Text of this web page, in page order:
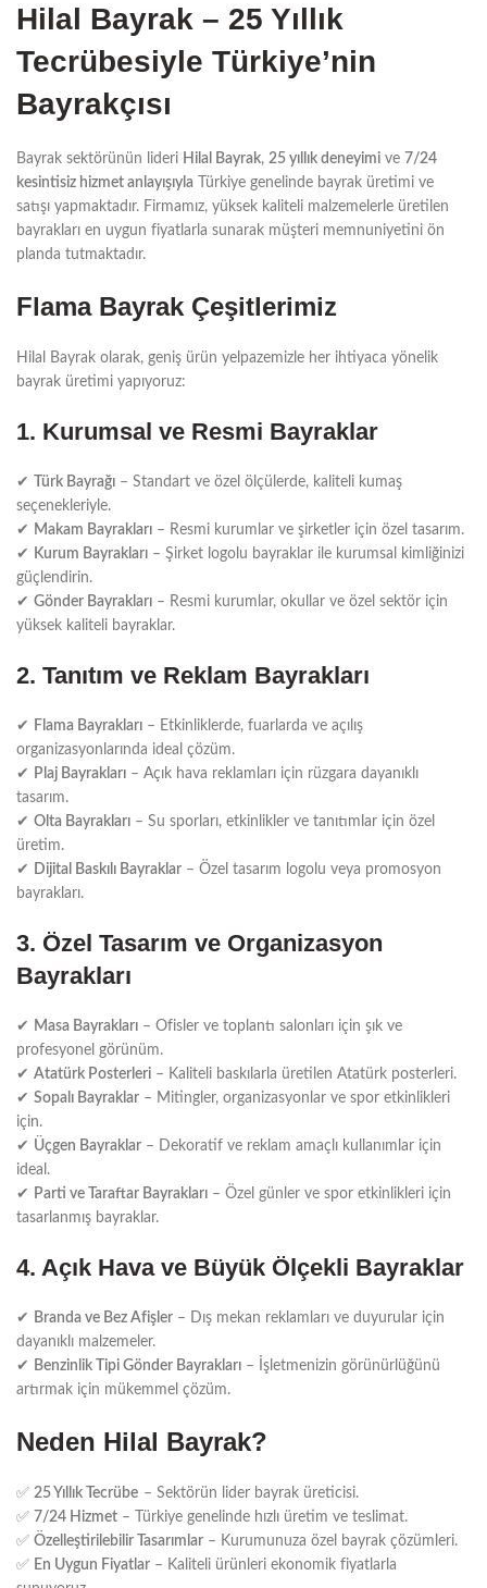
Hilal Bayrak – 25 Yıllık
Tecrübesiyle Türkiye’nin
Bayrakçısı
Bayrak sektörünün lideri Hilal Bayrak, 25 yıllık deneyimi ve 7/24
kesintisiz hizmet anlayışıyla Türkiye genelinde bayrak üretimi ve
satışı yapmaktadır. Firmamız, yüksek kaliteli malzemelerle üretilen
bayrakları en uygun fiyatlarla sunarak müşteri memnuniyetini ön
planda tutmaktadır.
Flama Bayrak Çeşitlerimiz
Hilal Bayrak olarak, geniş ürün yelpazemizle her ihtiyaca yönelik
bayrak üretimi yapıyoruz:
1. Kurumsal ve Resmi Bayraklar
✔ Türk Bayrağı – Standart ve özel ölçülerde, kaliteli kumaş
seçenekleriyle.
✔ Makam Bayrakları – Resmi kurumlar ve şirketler için özel tasarım.
✔
Kurum Bayrakları – Şirket logolu bayraklar ile kurumsal kimliğinizi
güçlendirin.
✔ Gönder Bayrakları – Resmi kurumlar, okullar ve özel sektör için
yüksek kaliteli bayraklar.
2. Tanıtım ve Reklam Bayrakları
✔ Flama Bayrakları – Etkinliklerde, fuarlarda ve açılış
organizasyonlarında ideal çözüm.
✔
Plaj Bayrakları – Açık hava reklamları için rüzgara dayanıklı
tasarım.
✔ Olta Bayrakları – Su sporları, etkinlikler ve tanıtımlar için özel
üretim.
✔
Dijital Baskılı Bayraklar – Özel tasarım logolu veya promosyon
bayrakları.
3. Özel Tasarım ve Organizasyon
Bayrakları
✔ Masa Bayrakları – Ofisler ve toplantı salonları için şık ve
profesyonel görünüm.
✔ Atatürk Posterleri – Kaliteli baskılarla üretilen Atatürk posterleri.
✔ Sopalı Bayraklar – Mitingler, organizasyonlar ve spor etkinlikleri
için.
✔ Üçgen Bayraklar – Dekoratif ve reklam amaçlı kullanımlar için
ideal.
✔
Parti ve Taraftar Bayrakları – Özel günler ve spor etkinlikleri için
tasarlanmış bayraklar.
4. Açık Hava ve Büyük Ölçekli Bayraklar
✔ Branda ve Bez Afişler – Dış mekan reklamları ve duyurular için
dayanıklı malzemeler.
✔
Benzinlik Tipi Gönder Bayrakları – İşletmenizin görünürlüğünü
artırmak için mükemmel çözüm.
Neden Hilal Bayrak?
✅ 25 Yıllık Tecrübe – Sektörün lider bayrak üreticisi.
✅ 7/24 Hizmet – Türkiye genelinde hızlı üretim ve teslimat.
✅ Özelleştirilebilir Tasarımlar – Kurumunuza özel bayrak çözümleri.
✅ En Uygun Fiyatlar – Kaliteli ürünleri ekonomik fiyatlarla